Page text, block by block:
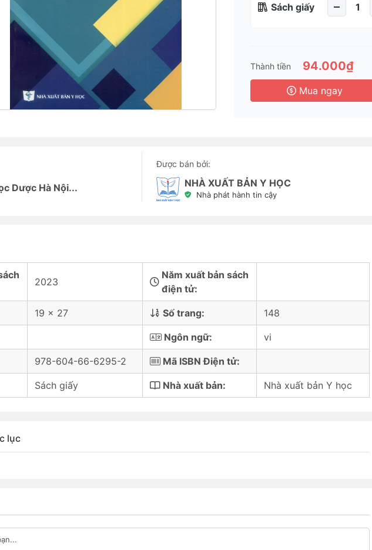
Sách giấy
Thành tiền 94.000₫
Mua ngay
Dược Hà Nội...
Được bán bởi:
NHÀ XUẤT BẢN Y HỌC
Nhà phát hành tin cậy
2023
Năm xuất bản sách
điện tử:
19 x 27 Số trang: 148
Ngôn ngữ: vi
978-604-66-6295-2 Mã ISBN Điện tử:
Sách giấy Nhà xuất bản: Nhà xuất bản Y học
lục